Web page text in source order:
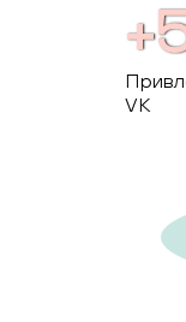
VK